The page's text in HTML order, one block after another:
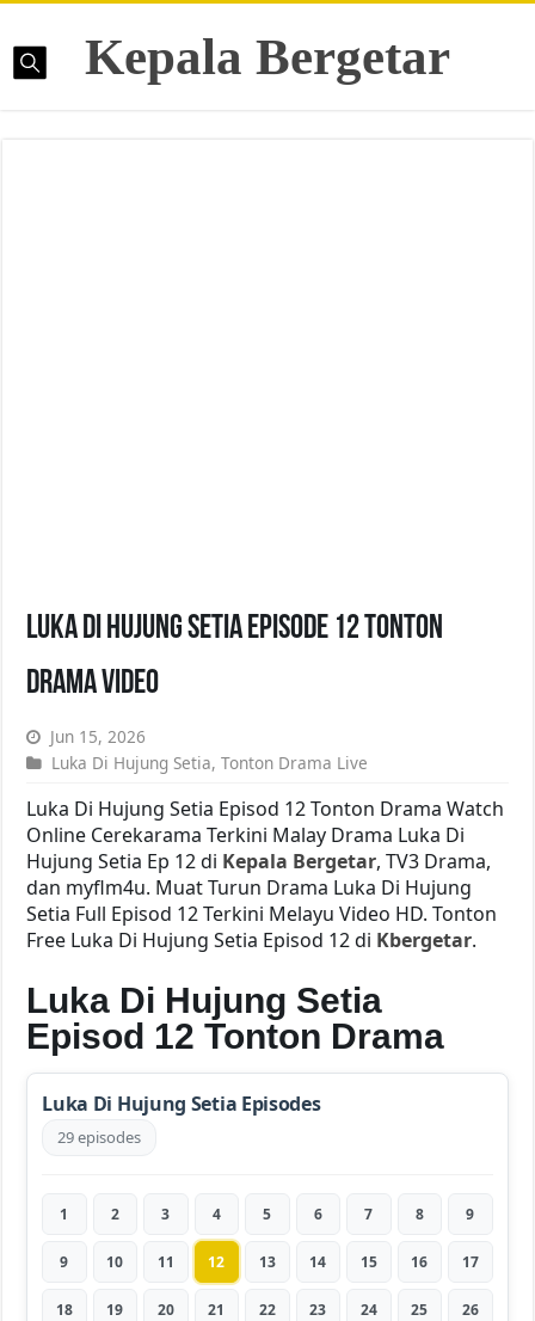
Kepala Bergetar
Luka Di Hujung Setia Episode 12 Tonton
Drama Video
Jun 15, 2026
Luka Di Hujung Setia,Tonton Drama Live
Luka Di Hujung Setia Episod 12 Tonton Drama Watch
Online Cerekarama Terkini Malay Drama Luka Di
Hujung Setia Ep 12 di Kepala Bergetar, TV3 Drama,
dan myflm4u. Muat Turun Drama Luka Di Hujung
Setia Full Episod 12 Terkini Melayu Video HD. Tonton
Free Luka Di Hujung Setia Episod 12 di Kbergetar.
Luka Di Hujung Setia
Episod 12 Tonton Drama
Luka Di Hujung Setia Episodes
29 episodes
1 2 3 4 5 6 7 8 9
9 10 11 12 13 14 15 16 17
18 19 20 21 22 23 24 25 26